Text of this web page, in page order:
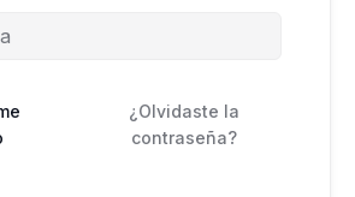
¿Olvidaste la
contraseña?